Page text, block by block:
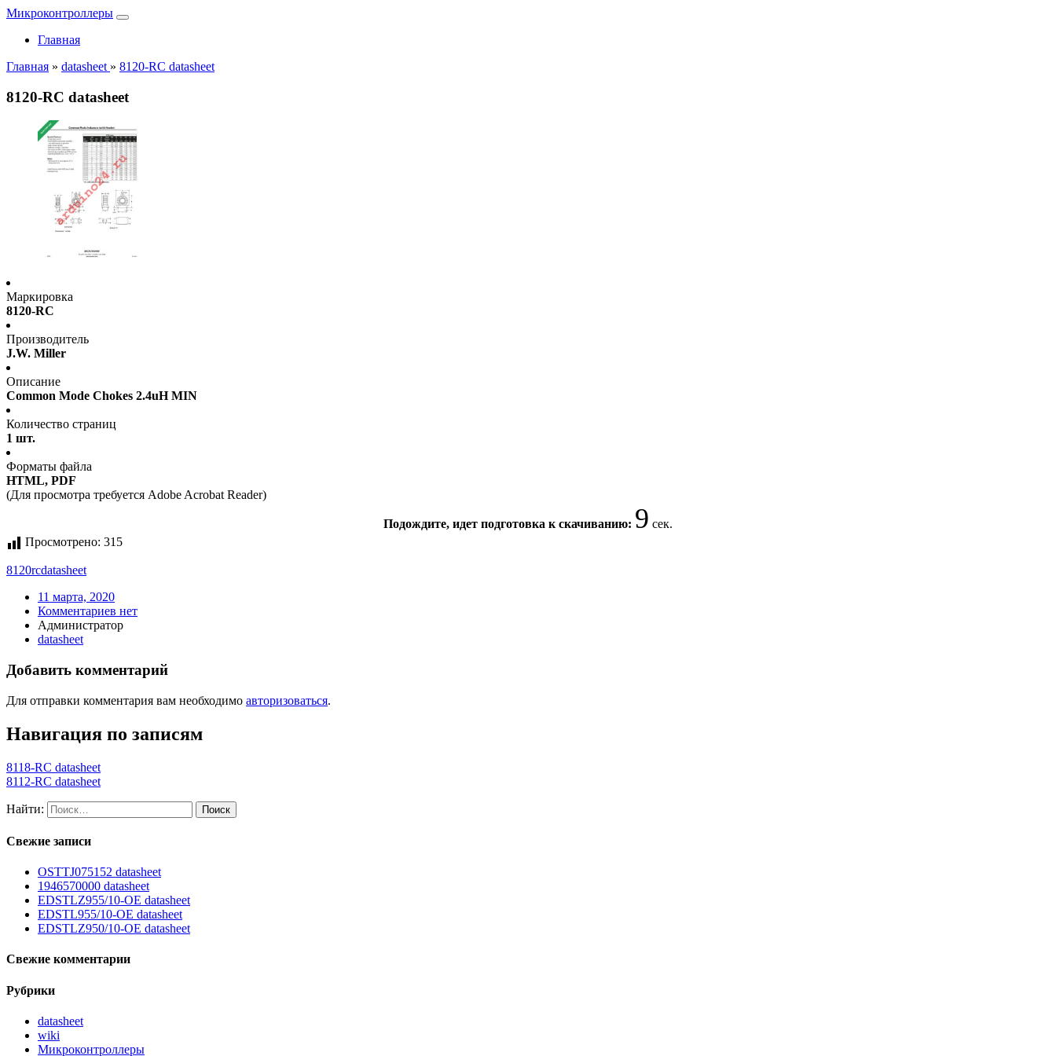
Микроконтроллеры
Главная
Главная » datasheet » 8120-RC datasheet
8120-RC datasheet
Маркировка
8120-RC
Производитель
J.W. Miller
Описание
Common Mode Chokes 2.4uH MIN
Количество страниц
1 шт.
Форматы файла
HTML, PDF
(Для просмотра требуется Adobe Acrobat Reader)
Подождите, идет подготовка к скачиванию: 9 сек.
Просмотрено: 315
8120rcdatasheet
11 марта, 2020
Комментариев нет
Администратор
datasheet
Добавить комментарий
Для отправки комментария вам необходимо авторизоваться.
Навигация по записям
8118-RC datasheet
8112-RC datasheet
Найти:
Свежие записи
OSTTJ075152 datasheet
1946570000 datasheet
EDSTLZ955/10-OE datasheet
EDSTL955/10-OE datasheet
EDSTLZ950/10-OE datasheet
Свежие комментарии
Рубрики
datasheet
wiki
Микроконтроллеры